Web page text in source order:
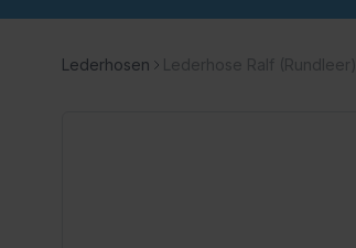
Lederhosen Lederhose Ralf (Rundleer)